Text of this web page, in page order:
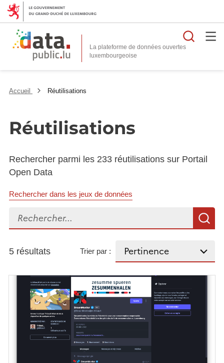
La plateforme de données ouvertes
Accueil Réutilisations
Réutilisations
Rechercher parmi les 233 réutilisations sur Portail
Open Data
Rechercher dans les jeux de données
Rechercher...
5 résultats Trier par :